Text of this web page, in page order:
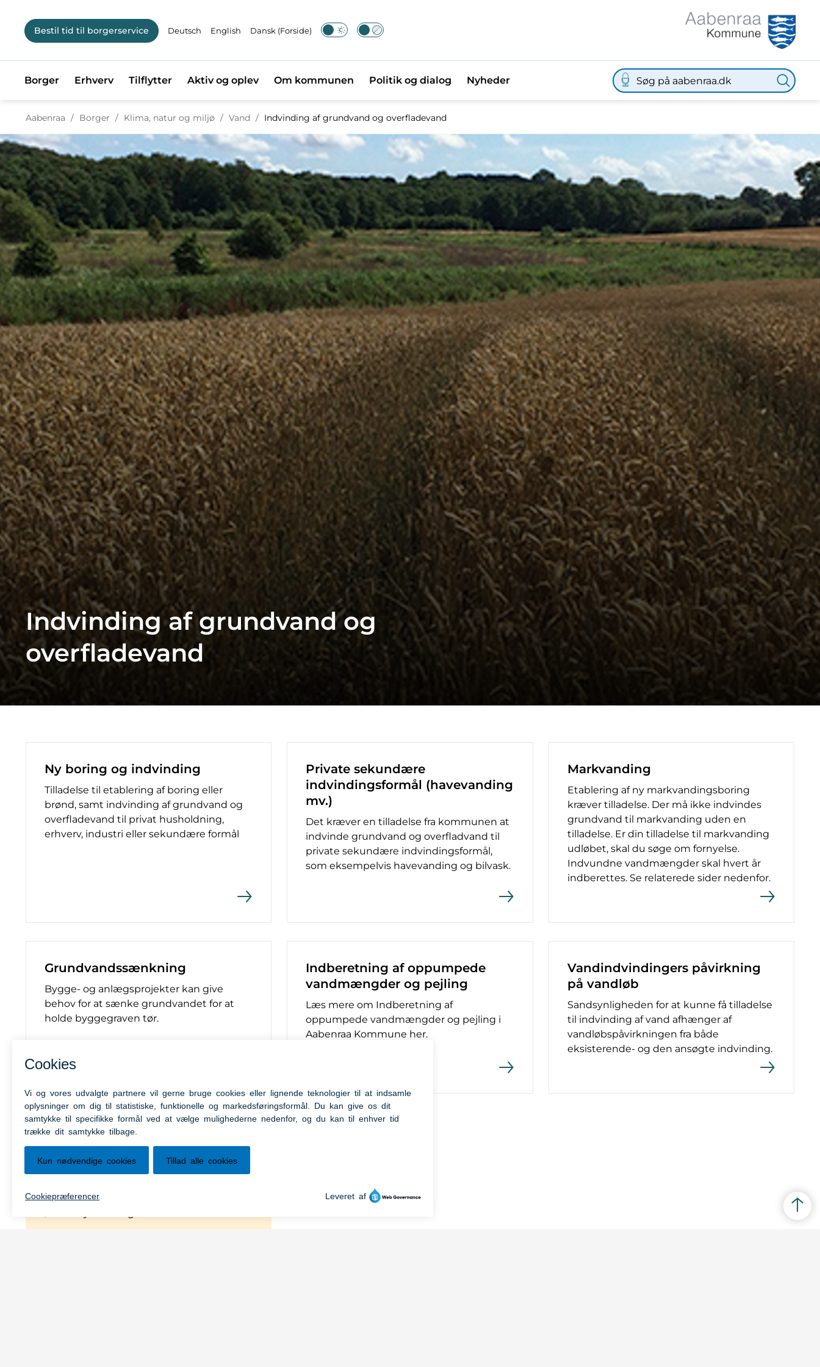
Bestil tid til borgerservice Deutsch English Dansk (Forside)
Borger Erhverv Tilflytter Aktiv og oplev Om kommunen Politik og dialog Nyheder
Aabenraa / Borger / Klima, natur og miljø / Tilbage til
Vand / Indvinding af grundvand og overfladevand
Indvinding af grundvand og
overfladevand
Ny boring og indvinding
Tilladelse til etablering af boring eller
brønd, samt indvinding af grundvand og
overfladevand til privat husholdning,
erhverv, industri eller sekundære formål
Private sekundære
indvindingsformål (havevanding
mv.)
Det kræver en tilladelse fra kommunen at
indvinde grundvand og overfladvand til
private sekundære indvindingsformål,
som eksempelvis havevanding og bilvask.
Markvanding
Etablering af ny markvandingsboring
kræver tilladelse. Der må ikke indvindes
grundvand til markvanding uden en
tilladelse. Er din tilladelse til markvanding
udløbet, skal du søge om fornyelse.
Indvundne vandmængder skal hvert år
indberettes. Se relaterede sider nedenfor.
Grundvandssænkning
Bygge- og anlægsprojekter kan give
behov for at sænke grundvandet for at
holde byggegraven tør.
Indberetning af oppumpede
vandmængder og pejling
Læs mere om Indberetning af
oppumpede vandmængder og pejling i
Aabenraa Kommune her.
Vandindvindingers påvirkning
på vandløb
Sandsynligheden for at kunne få tilladelse
til indvinding af vand afhænger af
vandløbspåvirkningen fra både
eksisterende- og den ansøgte indvinding.
Genveje
Farligt affald